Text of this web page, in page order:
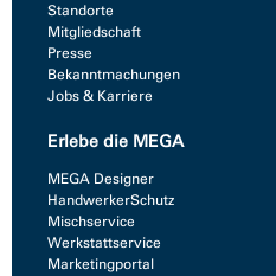
Standorte
Mitgliedschaft
Presse
Bekanntmachungen
Jobs & Karriere
Erlebe die MEGA
MEGA Designer
HandwerkerSchutz
Mischservice
Werkstattservice
Marketingportal